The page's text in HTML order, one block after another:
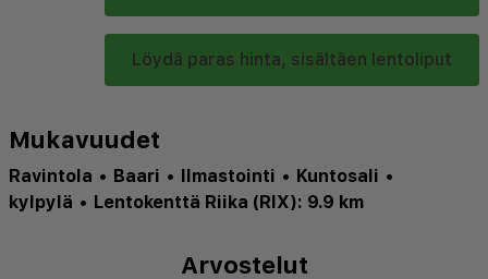
Löydä paras hinta, sisältäen lentoliput
Mukavuudet
Ravintola • Baari • Ilmastointi • Kuntosali •
kylpylä • Lentokenttä Riika (RIX): 9.9 km
Arvostelut